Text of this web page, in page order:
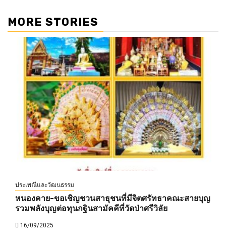
MORE STORIES
ประเพณีและวัฒนธรรม
หนองคาย-ขอเชิญชวนสาธุชนที่มีจิตศรัทธาคณะสายบุญ
รวมพลังบุญต่อทุนกฐินสามัคคีที่วัดป่าศรีวิลัย
16/09/2025